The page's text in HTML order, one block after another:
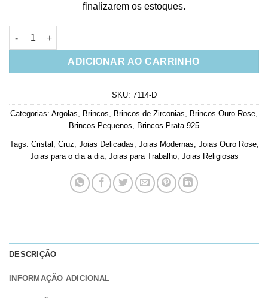
finalizarem os estoques.
Brinco de Argola Com Cruz Egípcia Zirconia Cristal Ouro Rose
ADICIONAR AO CARRINHO
SKU: 7114-D
Categorias: Argolas, Brincos, Brincos de Zirconias, Brincos Ouro Rose,
Brincos Pequenos, Brincos Prata 925
Tags: Cristal , Cruz, Joias Delicadas, Joias Modernas, Joias Ouro Rose,
Joias para o dia a dia, Joias para Trabalho, Joias Religiosas
DESCRIÇÃO
INFORMAÇÃO ADICIONAL